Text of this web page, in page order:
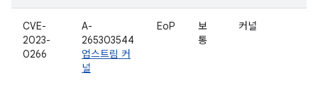
CVE-
2023-
0266
A-
265303544
업스트림 커
널
EoP
보
통
커널